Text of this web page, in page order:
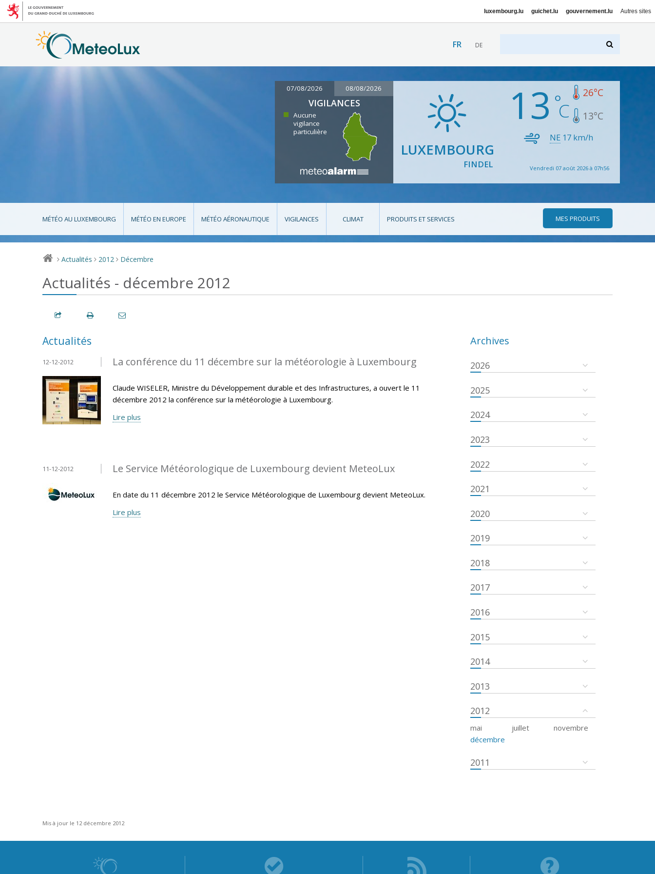
luxembourg.lu guichet.lu gouvernement.lu Autres sites
FR DE
07/08/2026 08/08/2026
VIGILANCES
Aucune
vigilance
particulière
LUXEMBOURG
FINDEL
13 26°C
13°C
NE 17 km/h
Vendredi 07 août 2026 à 07h56
MÉTÉO AU LUXEMBOURG MÉTÉO EN EUROPE MÉTÉO AÉRONAUTIQUE VIGILANCES CLIMAT PRODUITS ET SERVICES MES PRODUITS
> Actualités > 2012 > Décembre
Actualités - décembre 2012
Actualités
La conférence du 11 décembre sur la météorologie à Luxembourg
12-12-2012
Claude WISELER, Ministre du Développement durable et des Infrastructures, a ouvert le 11
décembre 2012 la conférence sur la météorologie à Luxembourg.
Lire plus
Le Service Météorologique de Luxembourg devient MeteoLux
11-12-2012
En date du 11 décembre 2012 le Service Météorologique de Luxembourg devient MeteoLux.
Lire plus
Archives
2026
2025
2024
2023
2022
2021
2020
2019
2018
2017
2016
2015
2014
2013
2012
mai juillet
novembre
décembre
2011
Mis à jour le 12 décembre 2012